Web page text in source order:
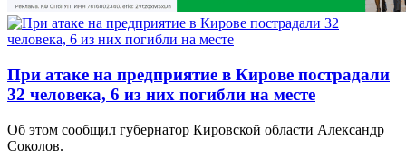
При атаке на предприятие в Кирове пострадали
32 человека, 6 из них погибли на месте
Об этом сообщил губернатор Кировской области Александр
Соколов.